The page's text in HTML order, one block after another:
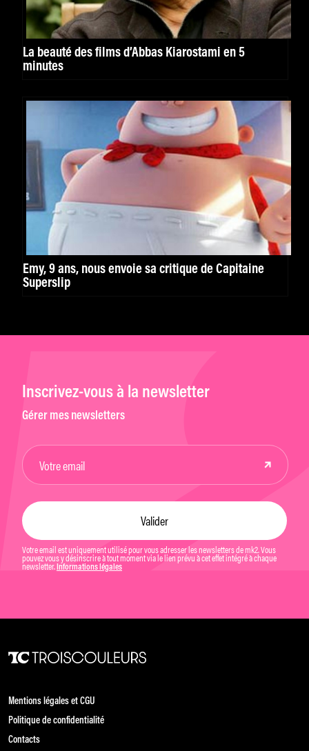
La beauté des films d’Abbas Kiarostami en 5
minutes
Emy, 9 ans, nous envoie sa critique de Capitaine
Superslip
Inscrivez-vous à la newsletter
Gérer mes newsletters
Votre email est uniquement utilisé pour vous adresser les newsletters de mk2. Vous
pouvez vous y désinscrire à tout moment via le lien prévu à cet effet intégré à chaque
newsletter. Informations légales
Mentions légales et CGU
Politique de confidentialité
Contacts